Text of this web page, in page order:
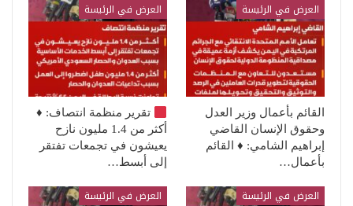
العرض في الرئيسة
القائم بأعمال وزير العدل
وحقوق الإنسان القاضي
إبراهيم الشامي: ♦️ القائم
بأعمال…
العرض في الرئيسة
تقرير منظمة انتصاف: ♦️
أكثر من 1.4 مليون نازح
يعيشون في تجمعات تفتقر
إلى أبسط…
العرض في الرئيسة العرض في الرئيسة